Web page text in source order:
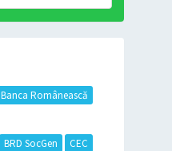
Banca Românească
BRD SocGen
CEC